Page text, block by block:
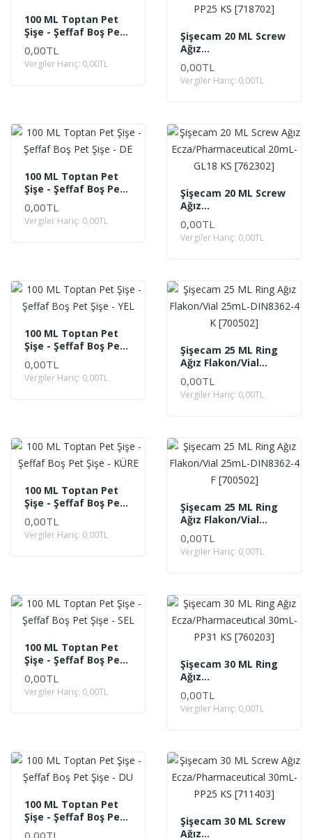
100 ML Toptan Pet
Şişe - Şeffaf Boş Pet
Şişe - AS
0,00TL
Vergiler Hariç: 0,00TL
Şişecam 20 ML Screw
Ağız
Ecza/Pharmaceutical
20mL- PP25 KS
[718702]
0,00TL
Vergiler Hariç: 0,00TL
100 ML Toptan Pet
Şişe - Şeffaf Boş Pet
Şişe - DE
0,00TL
Vergiler Hariç: 0,00TL
Şişecam 20 ML Screw
Ağız
Ecza/Pharmaceutical
20mL-GL18 KS
[762302]
0,00TL
Vergiler Hariç: 0,00TL
100 ML Toptan Pet
Şişe - Şeffaf Boş Pet
Şişe - YEL
0,00TL
Vergiler Hariç: 0,00TL
Şişecam 25 ML Ring
Ağız Flakon/Vial
25mL-DIN8362-4 K
[700502]
0,00TL
Vergiler Hariç: 0,00TL
100 ML Toptan Pet
Şişe - Şeffaf Boş Pet
Şişe - KÜRE
0,00TL
Vergiler Hariç: 0,00TL
Şişecam 25 ML Ring
Ağız Flakon/Vial
25mL-DIN8362-4 F
[700502]
0,00TL
Vergiler Hariç: 0,00TL
100 ML Toptan Pet
Şişe - Şeffaf Boş Pet
Şişe - SEL
0,00TL
Vergiler Hariç: 0,00TL
Şişecam 30 ML Ring
Ağız
Ecza/Pharmaceutical
30mL-PP31 KS
[760203]
0,00TL
Vergiler Hariç: 0,00TL
100 ML Toptan Pet
Şişe - Şeffaf Boş Pet
Şişe - DU
Şişecam 30 ML Screw
Ağız